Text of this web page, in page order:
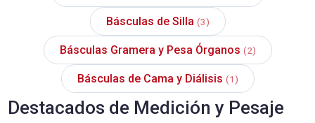
Básculas de Silla (3)
Básculas Gramera y Pesa Órganos (2)
Básculas de Cama y Diálisis (1)
Destacados de Medición y Pesaje